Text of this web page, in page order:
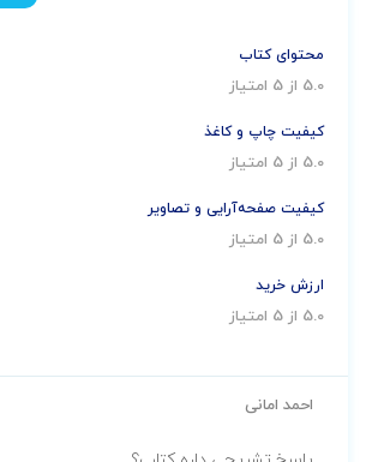
محتوای کتاب
5.0 از 5 امتیاز
کیفیت چاپ و کاغذ
5.0 از 5 امتیاز
کیفیت صفحه‌آرایی و تصاویر
5.0 از 5 امتیاز
ارزش خرید
5.0 از 5 امتیاز
احمد امانی